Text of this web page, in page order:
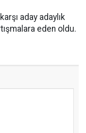
aday adaylık
eden oldu.